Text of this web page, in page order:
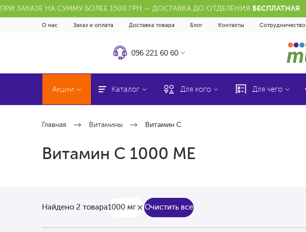
ПРИ ЗАКАЗЕ НА СУММУ БОЛЕЕ 1500 ГРН — ДОСТАВКА ДО ОТДЕЛЕНИЯ БЕСПЛАТНАЯ
О нас Заказ и оплата Доставка товара Блог Контакты Сотрудничество
096 221 60 60
Акции Каталог Для кого Для чего
Главная Витамины Витамин C
Витамин С 1000 ME
Найдено 2 товара1000 мг Очистить все